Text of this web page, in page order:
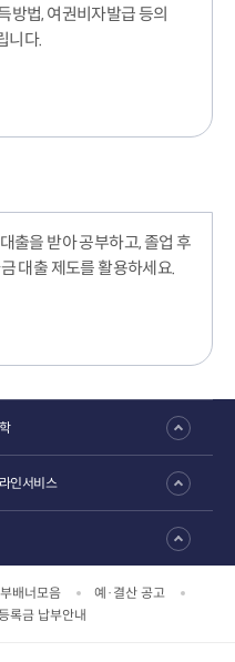
방법, 여권비자발급 등의
니다.
출을 받아 공부하고, 졸업 후
대출 제도를 활용하세요.
배너모음
예·결산 공고
록금 납부안내
인서비스